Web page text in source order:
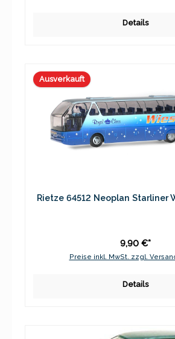
Details
Ausverkauft
Rietze 64512 Neoplan Starliner
9,90 €*
Preise inkl. MwSt. zzgl.
Details